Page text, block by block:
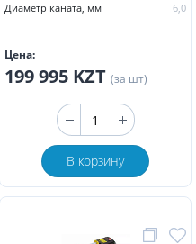
Диаметр каната, мм 6,0
Цена:
199 995 KZT (за шт)
В корзину